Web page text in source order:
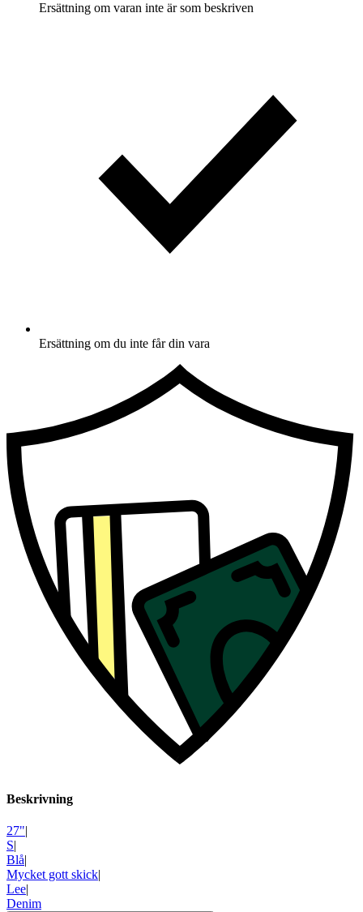
Ersättning om varan inte är som beskriven
Ersättning om du inte får din vara
Beskrivning
27"|
S|
Blå|
Mycket gott skick|
Lee|
Denim